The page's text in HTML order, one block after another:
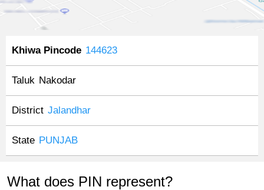
Khiwa Pincode 144623
Taluk Nakodar
District Jalandhar
State PUNJAB
What does PIN represent?